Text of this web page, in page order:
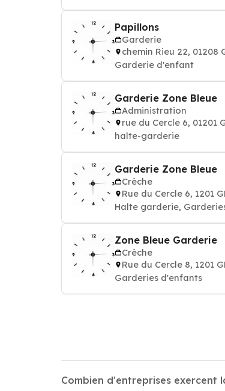
Papillons
Garderie
chemin Rieu 22, 01208
Garderie d'enfant
Garderie Zone Bleue
Administration
rue du Cercle 6, 01201
halte-garderie
Garderie Zone Bleue
Crèche
Rue du Cercle 6, 1201
Halte garderie,
Zone Bleue Garderie
Crèche
Rue du Cercle 8, 1201
Garderies d'enfants
Combien d'entreprises exercent